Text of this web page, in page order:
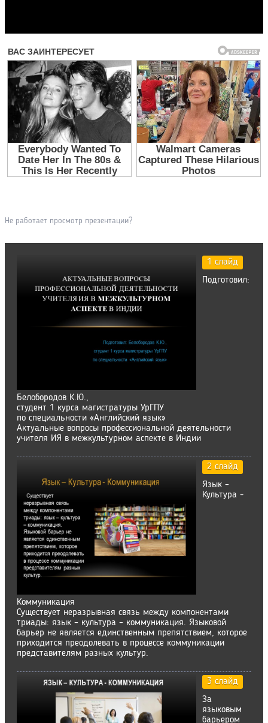
Не работает просмотр презентации?
1 слайд
Подготовил:
Белобородов К.Ю.,
студент 1 курса магистратуры УрГПУ
по специальности «Английский язык»
Актуальные вопросы профессиональной деятельности
учителя ИЯ в межкультурном аспекте в Индии
2 слайд
Язык –
Культура -
Коммуникация
Существует неразрывная связь между компонентами
триады: язык – культура – коммуникация. Языковой
барьер не является единственным препятствием, которое
приходится преодолевать в процессе коммуникации
представителям разных культур.
3 слайд
За
языковым
барьером